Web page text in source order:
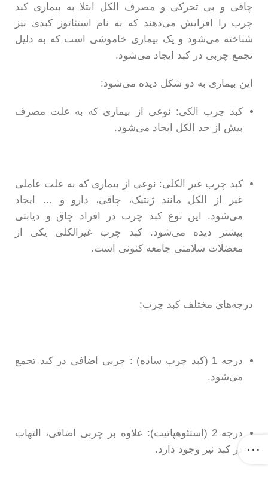
چاقی و بی تحرکی و مصرف الکل ابتلا به بیماری کبد
چرب را افزایش می‌دهند که به نام استئاتوز کبدی نیز
شناخته می‌شود و یک بیماری خاموشی است که به دلیل
تجمع چربی در کبد ایجاد می‌شود.
این بیماری به دو شکل دیده می‌شود:
کبد چرب الکی: نوعی از بیماری که به علت مصرف
بیش از حد الکل ایجاد می‌شود.
کبد چرب غیر الکلی: نوعی از بیماری که به علت عاملی
غیر از الکل مانند ژنتیک، چاقی، دارو و … ایجاد
می‌شود. این نوع کبد چرب در افراد چاق و دیابتی
بیشتر دیده می‌شود. کبد چرب غیرالکلی یکی از
معضلات سلامتی جامعه کنونی است.
درجه‌های مختلف کبد چرب:
درجه 1 (کبد چرب ساده) : چربی اضافی در کبد تجمع
می‌شود.
درجه 2 (استئوهپاتیت): علاوه بر چربی اضافی، التهاب
در کبد نیز وجود دارد.